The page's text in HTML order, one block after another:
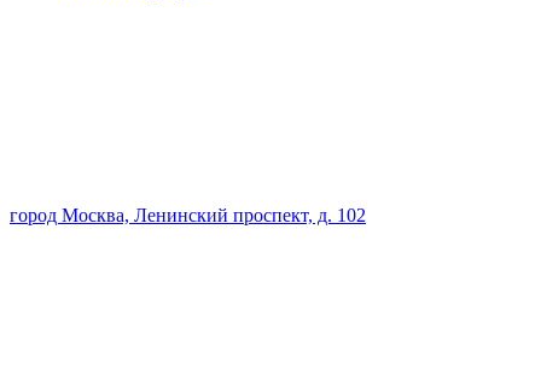
город Москва, Ленинский проспект, д. 102